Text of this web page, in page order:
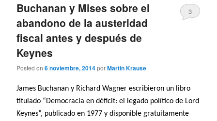
Buchanan y Mises sobre el
abandono de la austeridad
fiscal antes y después de
Keynes
Posted on6 noviembre, 2014porMartin Krause
3
James Buchanan y Richard Wagner escribieron un libro
titulado “Democracia en déficit: el legado político de Lord
Keynes”, publicado en 1977 y disponible gratuitamente